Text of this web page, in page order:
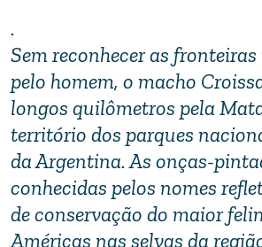
.
Sem reconhecer as
pelo homem, o macho
longos quilômetros pela
território dos parques
da Argentina. As onças-
conhecidas pelos nomes
de conservação do maior
Américas nas selvas da